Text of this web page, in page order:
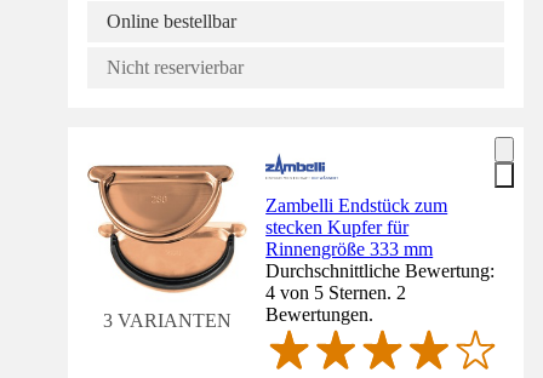
Online bestellbar
Nicht reservierbar
3 VARIANTEN
Zambelli Endstück zum
stecken Kupfer für
Rinnengröße 333 mm
Durchschnittliche Bewertung:
4 von 5 Sternen. 2
Bewertungen.